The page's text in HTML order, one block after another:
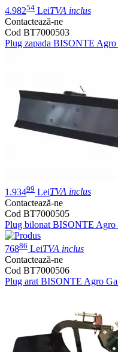
4.98254 LeiTVA inclus
Contactează-ne
Cod BT7000503
Plug zapada BISONTE
1.93499 LeiTVA inclus
Contactează-ne
Cod BT7000505
Plug bilonat BISONTE Agro
76886 LeiTVA inclus
Contactează-ne
Cod BT7000506
Plug arat BISONTE Agro